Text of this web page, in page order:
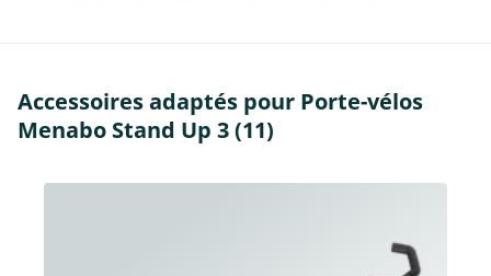
Accessoires adaptés pour Porte-vélos
Menabo Stand Up 3 (11)